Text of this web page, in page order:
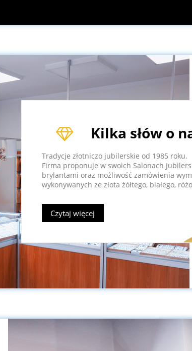
Kilka słów o
Tradycje złotniczo jubilerskie od 1985 roku.
Firma proponuje w swoich Salonach
brylantami oraz możliwość zamówienia
wykonywanych ze złota żółtego, białego,
Czytaj więcej